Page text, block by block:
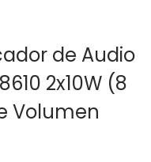
de Audio
2x10W (8
Volumen